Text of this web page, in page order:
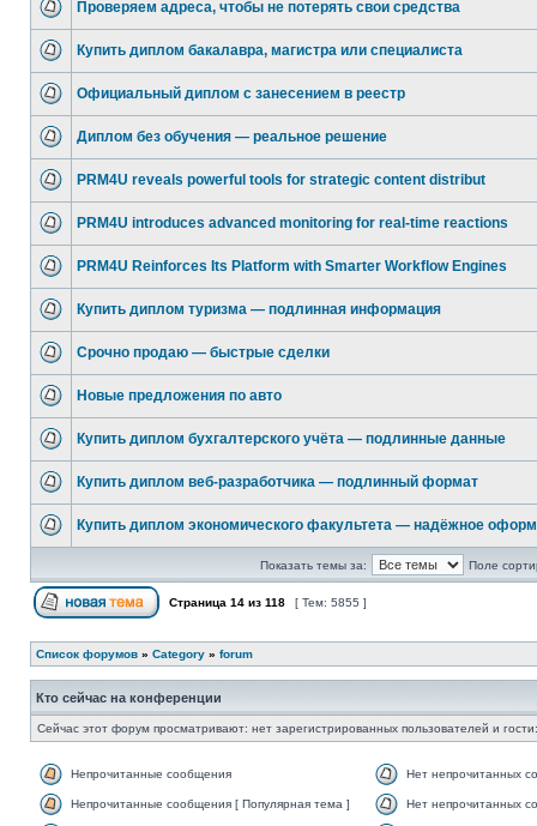
Проверяем адреса, чтобы не потерять свои средства
Купить диплом бакалавра, магистра или специалиста
Официальный диплом с занесением в реестр
Диплом без обучения — реальное решение
PRM4U reveals powerful tools for strategic content distribut
PRM4U introduces advanced monitoring for real-time reactions
PRM4U Reinforces Its Platform with Smarter Workflow Engines
Купить диплом туризма — подлинная информация
Срочно продаю — быстрые сделки
Новые предложения по авто
Купить диплом бухгалтерского учёта — подлинные данные
Купить диплом веб-разработчика — подлинный формат
Купить диплом экономического факультета — надёжное
Показать темы за: Поле
Страница 14 из 118 [ Тем: 5855 ]
Список форумов » Category » forum
Кто сейчас на конференции
Сейчас этот форум просматривают: нет зарегистрированных пользователей и
Непрочитанные сообщения Нет непрочитанных
Непрочитанные сообщения [ Популярная тема ] Нет непрочитанных